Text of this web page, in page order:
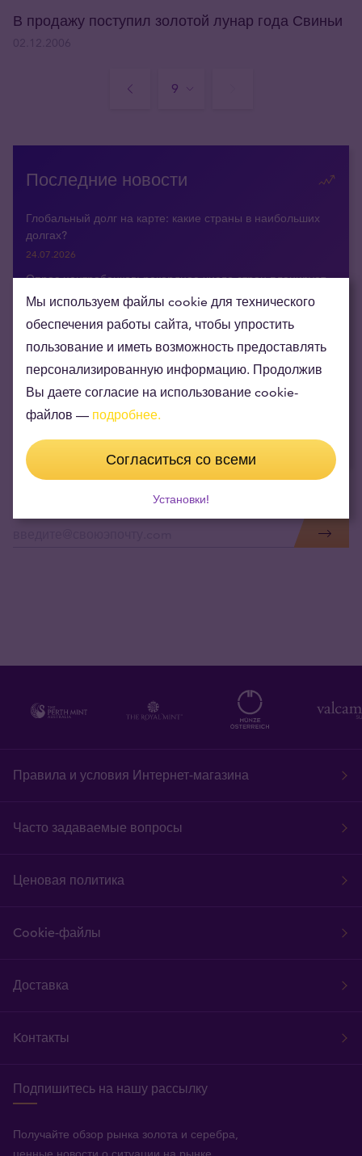
В продажу поступил золотой лунар года Свиньи
Последние новости
Глобальный долг на карте: какие страны в наибольших
долгах?
24.07.2026
Опрос центробанков: рекордное число стран планирует
увеличить золотые резервы
золотом
18.06.2026
Goldman Sachs: спрос центральных банков может
поднять цену золота на 20% в этом году
Правила и условия Интернет-магазина
Часто задаваемые вопросы
Ценовая политика
Cookie-файлы
Доставка
Kонтакты
Подпишитесь на нашу рассылку
Получайте обзор рынка золота и серебра,
Мы используем файлы cookie для технического
обеспечения работы сайта, чтобы упростить
пользование и иметь возможность предоставлять
персонализированную информацию. Продолжив
Вы даете согласие на использование cookie-
файлов — подробнее.
Согласиться со всеми
Установки!